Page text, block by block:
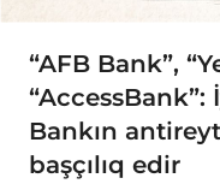
“AFB Bank”,
Bankın
başçılıq edir